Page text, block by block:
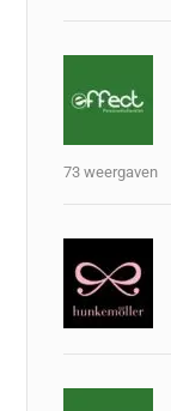
73 weergaven